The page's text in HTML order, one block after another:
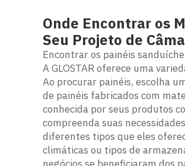
Onde Encontrar os
Seu Projeto de
Encontrar os painéis
A GLOSTAR oferece uma
Ao procurar painéis, escolha
de painéis fabricados com
conhecida por seus produtos
compreenda suas
diferentes tipos que eles
climáticas ou tipos de